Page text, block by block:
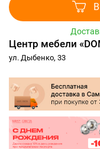
Центр мебели
ул. Дыбенко, 33